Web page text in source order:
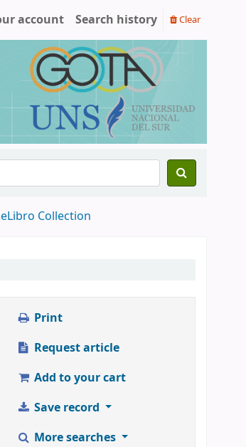
account Search history Clear
eLibro Collection
Print
Request article
Add to your cart
Save record
More searches